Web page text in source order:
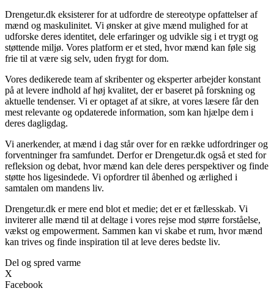
Drengetur.dk eksisterer for at udfordre de stereotype opfattelser af
mænd og maskulinitet. Vi ønsker at give mænd mulighed for at
udforske deres identitet, dele erfaringer og udvikle sig i et trygt og
støttende miljø. Vores platform er et sted, hvor mænd kan føle sig
frie til at være sig selv, uden frygt for dom.
Vores dedikerede team af skribenter og eksperter arbejder konstant
på at levere indhold af høj kvalitet, der er baseret på forskning og
aktuelle tendenser. Vi er optaget af at sikre, at vores læsere får den
mest relevante og opdaterede information, som kan hjælpe dem i
deres dagligdag.
Vi anerkender, at mænd i dag står over for en række udfordringer og
forventninger fra samfundet. Derfor er Drengetur.dk også et sted for
refleksion og debat, hvor mænd kan dele deres perspektiver og finde
støtte hos ligesindede. Vi opfordrer til åbenhed og ærlighed i
samtalen om mandens liv.
Drengetur.dk er mere end blot et medie; det er et fællesskab. Vi
inviterer alle mænd til at deltage i vores rejse mod større forståelse,
vækst og empowerment. Sammen kan vi skabe et rum, hvor mænd
kan trives og finde inspiration til at leve deres bedste liv.
Del og spred varme
X
Facebook